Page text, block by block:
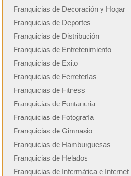
Franquicias de Decoración y Hogar
Franquicias de Deportes
Franquicias de Distribución
Franquicias de Entretenimiento
Franquicias de Exito
Franquicias de Ferreterías
Franquicias de Fitness
Franquicias de Fontaneria
Franquicias de Fotografía
Franquicias de Gimnasio
Franquicias de Hamburguesas
Franquicias de Helados
Franquicias de Informática e Internet